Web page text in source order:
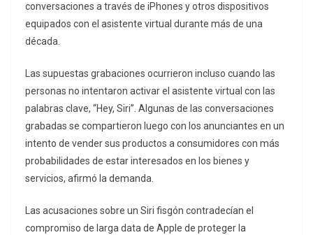
conversaciones a través de iPhones y otros dispositivos
equipados con el asistente virtual durante más de una
década.
Las supuestas grabaciones ocurrieron incluso cuando las
personas no intentaron activar el asistente virtual con las
palabras clave, “Hey, Siri”. Algunas de las conversaciones
grabadas se compartieron luego con los anunciantes en un
intento de vender sus productos a consumidores con más
probabilidades de estar interesados ​​en los bienes y
servicios, afirmó la demanda.
Las acusaciones sobre un Siri fisgón contradecían el
compromiso de larga data de Apple de proteger la